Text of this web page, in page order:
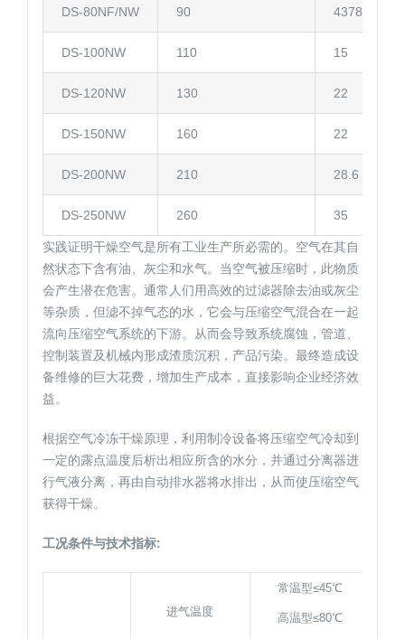
DS-80NF/NW 90 43784
DS-100NW 110 15
DS-120NW 130 22
DS-150NW 160 22
DS-200NW 210 28.6
DS-250NW 260 35
实践证明干燥空气是所有工业生产所必需的。空气在其自
然状态下含有油、灰尘和水气。当空气被压缩时，此物质
会产生潜在危害。通常人们用高效的过滤器除去油或灰尘
等杂质，但滤不掉气态的水，它会与压缩空气混合在一起
流向压缩空气系统的下游。从而会导致系统腐蚀，管道、
控制装置及机械内形成渣质沉积，产品污染。最终造成设
备维修的巨大花费，增加生产成本，直接影响企业经济效
益。
根据空气冷冻干燥原理，利用制冷设备将压缩空气冷却到
一定的露点温度后析出相应所含的水分，并通过分离器进
行气液分离，再由自动排水器将水排出，从而使压缩空气
获得干燥。
工况条件与技术指标:
进气温度
常温型≤45℃
高温型≤80℃